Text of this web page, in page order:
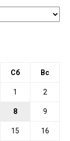
Сб Вс
1 2
8 9
15 16